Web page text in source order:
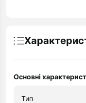
Основні
Тип